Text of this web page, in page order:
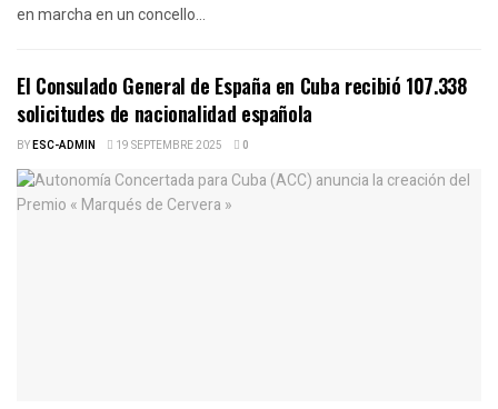
en marcha en un concello...
El Consulado General de España en Cuba recibió 107.338
solicitudes de nacionalidad española
BYESC-ADMIN 19 SEPTEMBRE 2025 0